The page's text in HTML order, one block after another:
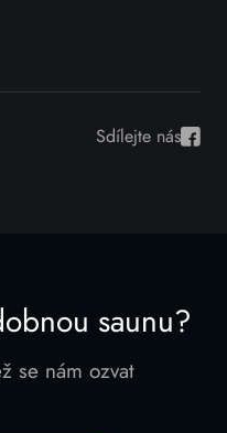
Sdílejte násSdílet
saunu?
se nám ozvat